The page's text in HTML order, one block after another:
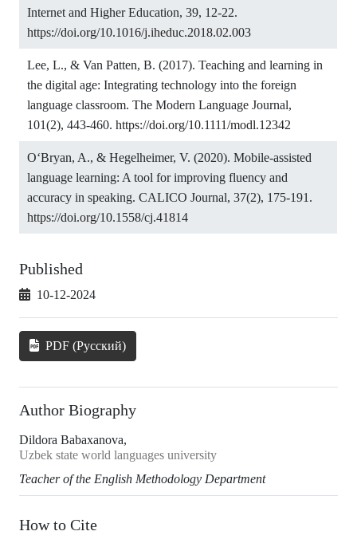
Internet and Higher Education, 39, 12-22.
https://doi.org/10.1016/j.iheduc.2018.02.003
Lee, L., & Van Patten, B. (2017). Teaching and learning in
the digital age: Integrating technology into the foreign
language classroom. The Modern Language Journal,
101(2), 443-460. https://doi.org/10.1111/modl.12342
O‘Bryan, A., & Hegelheimer, V. (2020). Mobile-assisted
language learning: A tool for improving fluency and
accuracy in speaking. CALICO Journal, 37(2), 175-191.
https://doi.org/10.1558/cj.41814
Published
10-12-2024
PDF (Русский)
Author Biography
Dildora Babaxanova,
Uzbek state world languages university
Teacher of the English Methodology Department
How to Cite